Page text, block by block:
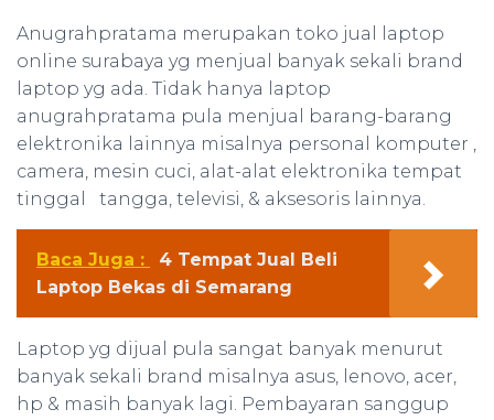
Anugrahpratama merupakan toko jual laptop
online surabaya yg menjual banyak sekali brand
laptop yg ada. Tidak hanya laptop
anugrahpratama pula menjual barang-barang
elektronika lainnya misalnya personal komputer ,
camera, mesin cuci, alat-alat elektronika tempat
tinggal tangga, televisi, & aksesoris lainnya.
Baca Juga :
4 Tempat Jual Beli
Laptop Bekas di Semarang
Laptop yg dijual pula sangat banyak menurut
banyak sekali brand misalnya asus, lenovo, acer,
hp & masih banyak lagi. Pembayaran sanggup